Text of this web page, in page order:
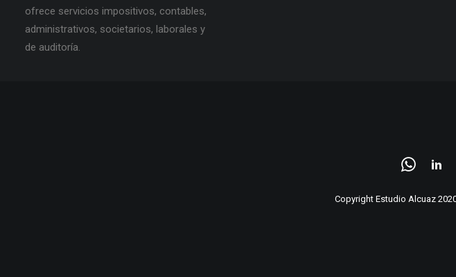
ofrece servicios impositivos, contables,
administrativos, societarios, laborales y
de auditoría.
Copyright Estudio Alcuaz